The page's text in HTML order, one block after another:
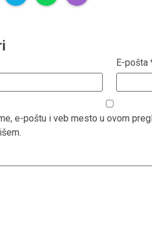
E-pošta
e-poštu i veb mesto u ovom